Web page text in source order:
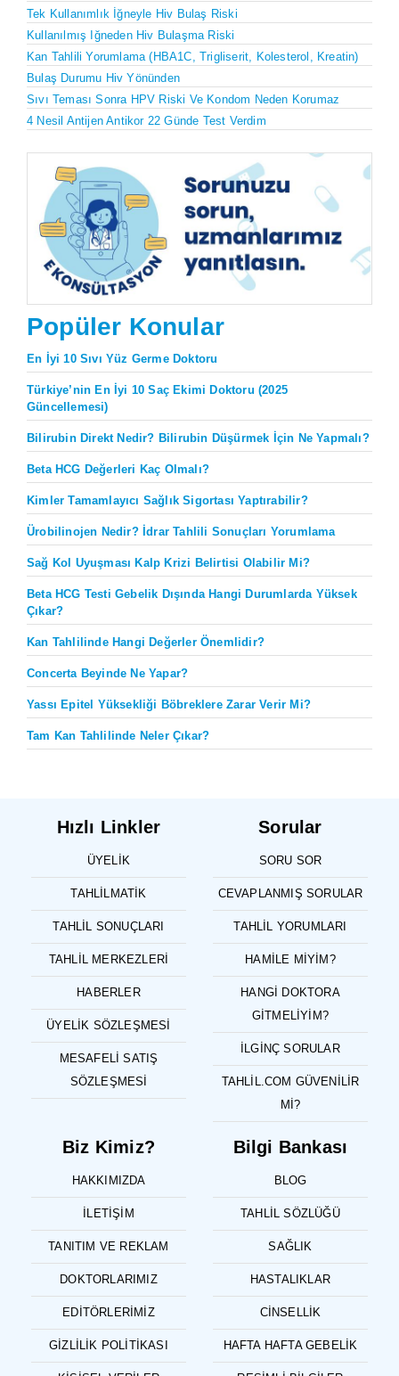
Tek Kullanımlık İğneyle Hiv Bulaş Riski
Kullanılmış Iğneden Hiv Bulaşma Riski
Kan Tahlili Yorumlama (HBA1C, Trigliserit, Kolesterol, Kreatin)
Bulaş Durumu Hiv Yönünden
Sıvı Teması Sonra HPV Riski Ve Kondom Neden Korumaz
4 Nesil Antijen Antikor 22 Günde Test Verdim
Popüler Konular
En İyi 10 Sıvı Yüz Germe Doktoru
Türkiye’nin En İyi 10 Saç Ekimi Doktoru (2025
Güncellemesi)
Bilirubin Direkt Nedir? Bilirubin Düşürmek İçin Ne Yapmalı?
Beta HCG Değerleri Kaç Olmalı?
Kimler Tamamlayıcı Sağlık Sigortası Yaptırabilir?
Ürobilinojen Nedir? İdrar Tahlili Sonuçları Yorumlama
Sağ Kol Uyuşması Kalp Krizi Belirtisi Olabilir Mi?
Beta HCG Testi Gebelik Dışında Hangi Durumlarda Yüksek
Çıkar?
Kan Tahlilinde Hangi Değerler Önemlidir?
Concerta Beyinde Ne Yapar?
Yassı Epitel Yüksekliği Böbreklere Zarar Verir Mi?
Tam Kan Tahlilinde Neler Çıkar?
Hızlı Linkler
ÜYELIK
TAHLILMATIK
TAHLIL SONUÇLARI
TAHLIL MERKEZLERI
HABERLER
ÜYELIK SÖZLEŞMESI
MESAFELI SATIŞ
SÖZLEŞMESI
Sorular
SORU SOR
CEVAPLANMIŞ SORULAR
TAHLIL YORUMLARI
HAMILE MIYIM?
HANGI DOKTORA
GITMELIYIM?
İLGINÇ SORULAR
TAHLIL.COM GÜVENILIR
MI?
Biz Kimiz?
HAKKIMIZDA
İLETIŞIM
TANITIM VE REKLAM
DOKTORLARIMIZ
EDITÖRLERIMIZ
GIZLILIK POLITIKASI
Bilgi Bankası
BLOG
TAHLIL SÖZLÜĞÜ
SAĞLIK
HASTALIKLAR
CINSELLIK
HAFTA HAFTA GEBELIK